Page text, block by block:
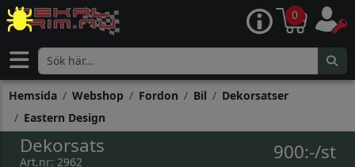
0
Hemsida Webshop Fordon Bil
Dekorsatser
Eastern Design
Dekorsats
Art.nr: 2962 900:-/st